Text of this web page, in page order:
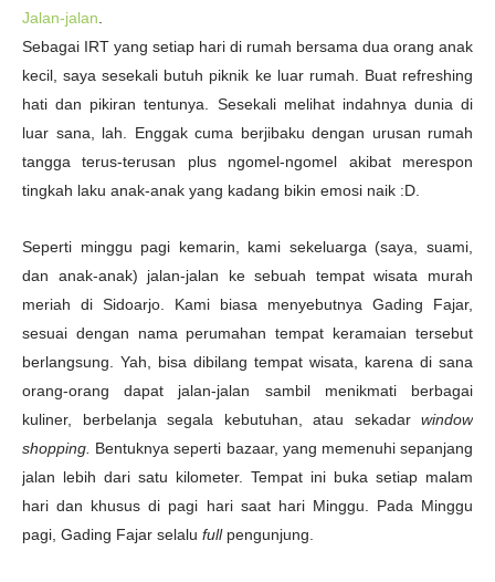
Jalan-jalan
Sebagai IRT yang setiap hari di rumah bersama dua orang anak
kecil, saya sesekali butuh piknik ke luar rumah. Buat refreshing
hati dan pikiran tentunya. Sesekali melihat indahnya dunia di
luar sana, lah. Enggak cuma berjibaku dengan urusan rumah
tangga terus-terusan plus ngomel-ngomel akibat merespon
tingkah laku anak-anak yang kadang bikin emosi naik :D.
Seperti minggu pagi kemarin, kami sekeluarga (saya, suami,
dan anak-anak) jalan-jalan ke sebuah tempat wisata murah
meriah di Sidoarjo. Kami biasa menyebutnya Gading Fajar,
sesuai dengan nama perumahan tempat keramaian tersebut
berlangsung. Yah, bisa dibilang tempat wisata, karena di sana
orang-orang dapat jalan-jalan sambil menikmati berbagai
kuliner, berbelanja segala kebutuhan, atau sekadar window
shopping. Bentuknya seperti bazaar, yang memenuhi sepanjang
jalan lebih dari satu kilometer. Tempat ini buka setiap malam
hari dan khusus di pagi hari saat hari Minggu. Pada Minggu
pagi, Gading Fajar selalu full pengunjung.